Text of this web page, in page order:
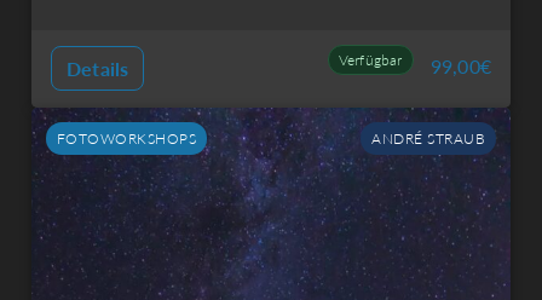
Details Verfügbar 99,00€
FOTOWORKSHOPS ANDRÉ STRAUB